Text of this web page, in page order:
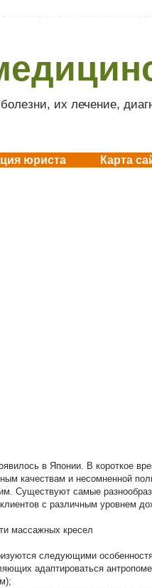
их лечение,
юриста Карта
в Японии. В короткое
качествам и несомненной
Существуют самые
с различным уровнем
массажных кресел
следующими
адаптироваться